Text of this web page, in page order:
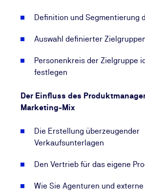
Definition und Segmentierung
Auswahl definierter
Personenkreis der Zielgruppe
festlegen
Der Einfluss des
Marketing-Mix
Die Erstellung überzeugender
Verkaufsunterlagen
Den Vertrieb für das eigene
Wie Sie Agenturen und